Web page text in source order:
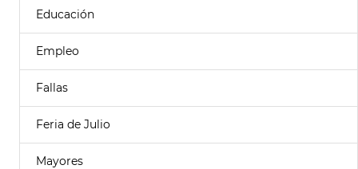
Educación
Empleo
Fallas
Feria de Julio
Mayores